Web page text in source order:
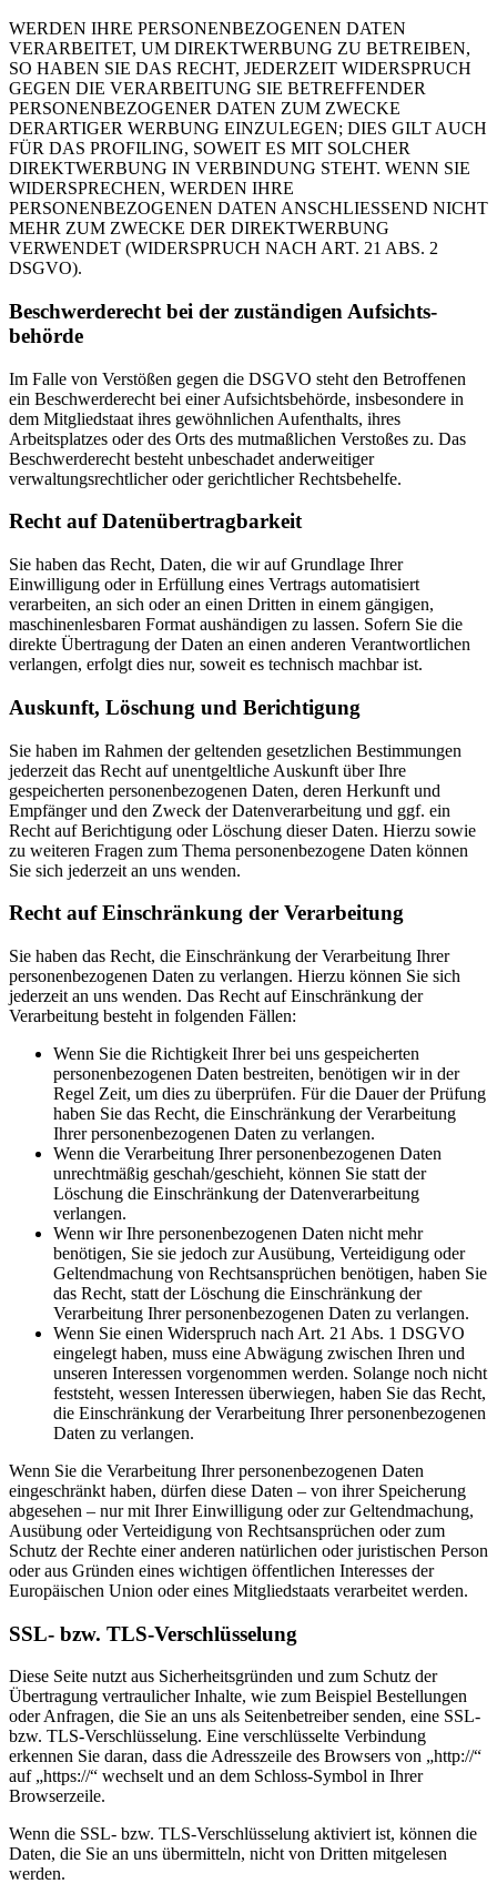
WERDEN IHRE PERSONENBEZOGENEN DATEN
VERARBEITET, UM DIREKTWERBUNG ZU BETREIBEN,
SO HABEN SIE DAS RECHT, JEDERZEIT WIDERSPRUCH
GEGEN DIE VERARBEITUNG SIE BETREFFENDER
PERSONENBEZOGENER DATEN ZUM ZWECKE
DERARTIGER WERBUNG EINZULEGEN; DIES GILT AUCH
FÜR DAS PROFILING, SOWEIT ES MIT SOLCHER
DIREKTWERBUNG IN VERBINDUNG STEHT. WENN SIE
WIDERSPRECHEN, WERDEN IHRE
PERSONENBEZOGENEN DATEN ANSCHLIESSEND NICHT
MEHR ZUM ZWECKE DER DIREKTWERBUNG
VERWENDET (WIDERSPRUCH NACH ART. 21 ABS. 2
DSGVO).
Beschwerde­recht bei der zuständigen Aufsichts­
behörde
Im Falle von Verstößen gegen die DSGVO steht den Betroffenen
ein Beschwerderecht bei einer Aufsichtsbehörde, insbesondere in
dem Mitgliedstaat ihres gewöhnlichen Aufenthalts, ihres
Arbeitsplatzes oder des Orts des mutmaßlichen Verstoßes zu. Das
Beschwerderecht besteht unbeschadet anderweitiger
verwaltungsrechtlicher oder gerichtlicher Rechtsbehelfe.
Recht auf Daten­übertrag­barkeit
Sie haben das Recht, Daten, die wir auf Grundlage Ihrer
Einwilligung oder in Erfüllung eines Vertrags automatisiert
verarbeiten, an sich oder an einen Dritten in einem gängigen,
maschinenlesbaren Format aushändigen zu lassen. Sofern Sie die
direkte Übertragung der Daten an einen anderen Verantwortlichen
verlangen, erfolgt dies nur, soweit es technisch machbar ist.
Auskunft, Löschung und Berichtigung
Sie haben im Rahmen der geltenden gesetzlichen Bestimmungen
jederzeit das Recht auf unentgeltliche Auskunft über Ihre
gespeicherten personenbezogenen Daten, deren Herkunft und
Empfänger und den Zweck der Datenverarbeitung und ggf. ein
Recht auf Berichtigung oder Löschung dieser Daten. Hierzu sowie
zu weiteren Fragen zum Thema personenbezogene Daten können
Sie sich jederzeit an uns wenden.
Recht auf Einschränkung der Verarbeitung
Sie haben das Recht, die Einschränkung der Verarbeitung Ihrer
personenbezogenen Daten zu verlangen. Hierzu können Sie sich
jederzeit an uns wenden. Das Recht auf Einschränkung der
Verarbeitung besteht in folgenden Fällen:
Wenn Sie die Richtigkeit Ihrer bei uns gespeicherten
personenbezogenen Daten bestreiten, benötigen wir in der
Regel Zeit, um dies zu überprüfen. Für die Dauer der Prüfung
haben Sie das Recht, die Einschränkung der Verarbeitung
Ihrer personenbezogenen Daten zu verlangen.
Wenn die Verarbeitung Ihrer personenbezogenen Daten
unrechtmäßig geschah/geschieht, können Sie statt der
Löschung die Einschränkung der Datenverarbeitung
verlangen.
Wenn wir Ihre personenbezogenen Daten nicht mehr
benötigen, Sie sie jedoch zur Ausübung, Verteidigung oder
Geltendmachung von Rechtsansprüchen benötigen, haben Sie
das Recht, statt der Löschung die Einschränkung der
Verarbeitung Ihrer personenbezogenen Daten zu verlangen.
Wenn Sie einen Widerspruch nach Art. 21 Abs. 1 DSGVO
eingelegt haben, muss eine Abwägung zwischen Ihren und
unseren Interessen vorgenommen werden. Solange noch nicht
feststeht, wessen Interessen überwiegen, haben Sie das Recht,
die Einschränkung der Verarbeitung Ihrer personenbezogenen
Daten zu verlangen.
Wenn Sie die Verarbeitung Ihrer personenbezogenen Daten
eingeschränkt haben, dürfen diese Daten – von ihrer Speicherung
abgesehen – nur mit Ihrer Einwilligung oder zur Geltendmachung,
Ausübung oder Verteidigung von Rechtsansprüchen oder zum
Schutz der Rechte einer anderen natürlichen oder juristischen Person
oder aus Gründen eines wichtigen öffentlichen Interesses der
Europäischen Union oder eines Mitgliedstaats verarbeitet werden.
SSL- bzw. TLS-Verschlüsselung
Diese Seite nutzt aus Sicherheitsgründen und zum Schutz der
Übertragung vertraulicher Inhalte, wie zum Beispiel Bestellungen
oder Anfragen, die Sie an uns als Seitenbetreiber senden, eine SSL-
bzw. TLS-Verschlüsselung. Eine verschlüsselte Verbindung
erkennen Sie daran, dass die Adresszeile des Browsers von „http://“
auf „https://“ wechselt und an dem Schloss-Symbol in Ihrer
Browserzeile.
Wenn die SSL- bzw. TLS-Verschlüsselung aktiviert ist, können die
Daten, die Sie an uns übermitteln, nicht von Dritten mitgelesen
werden.